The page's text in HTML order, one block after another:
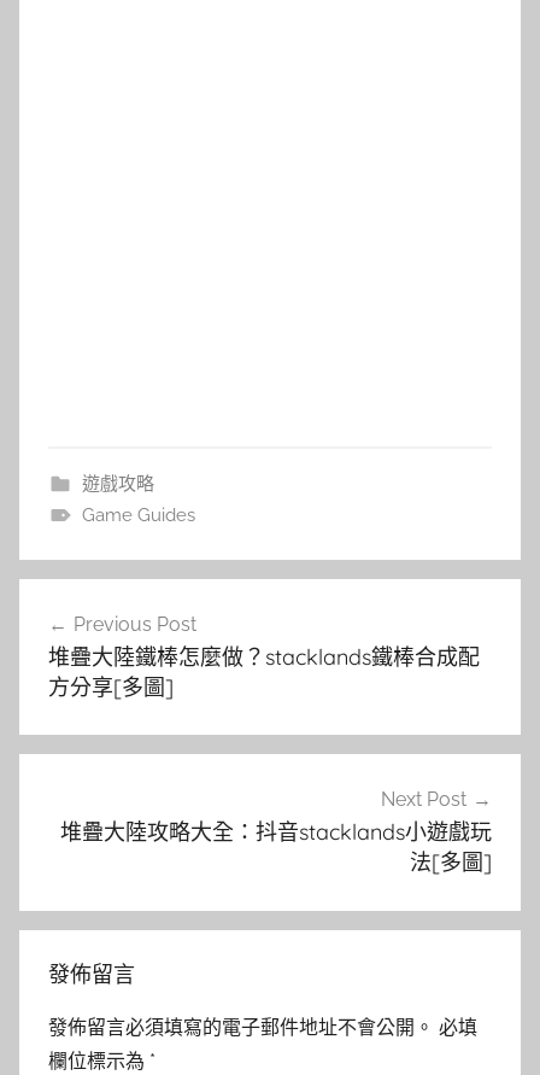
遊戲攻略
Game Guides
章
覽
Previous Post
堆疊大陸鐵棒怎麼做？stacklands鐵棒合成配
方分享[多圖]
Next Post
堆疊大陸攻略大全：抖音stacklands小遊戲玩
法[多圖]
發佈留言
發佈留言必須填寫的電子郵件地址不會公開。 必填
欄位標示為 *